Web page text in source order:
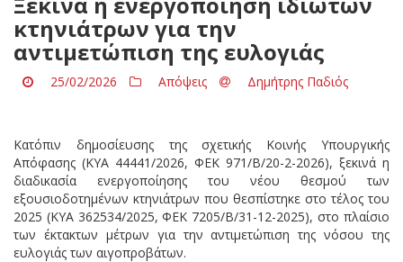
κτηνιάτρων για την
αντιμετώπιση της ευλογιάς
25/02/2026 Απόψεις Δημήτρης Παδιός
Κατόπιν δημοσίευσης της σχετικής Κοινής Υπουργικής
Απόφασης (ΚΥΑ 44441/2026, ΦΕΚ 971/Β/20-2-2026), ξεκινά η
διαδικασία ενεργοποίησης του νέου θεσμού των
εξουσιοδοτημένων κτηνιάτρων που θεσπίστηκε στο τέλος του
2025 (ΚΥΑ 362534/2025, ΦΕΚ 7205/Β/31-12-2025), στο πλαίσιο
των έκτακτων μέτρων για την αντιμετώπιση της νόσου της
ευλογιάς των αιγοπροβάτων.